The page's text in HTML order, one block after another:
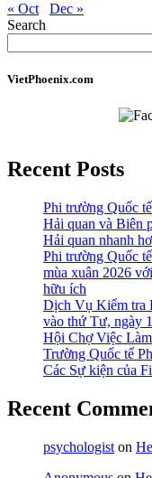
« Oct
Dec »
Search
VietPhoenix.com
Recent Posts
Phi trường Quốc
Hải quan và Biên
Hải quan nhanh
Phi trường Quốc
mùa xuân 2026
hữu ích
Dịch Vụ Kiểm tra
vào thứ Tư, ngày
Hội Chợ Việc
Trường Quốc tế
Các Sự kiện của
Recent
psychologist on